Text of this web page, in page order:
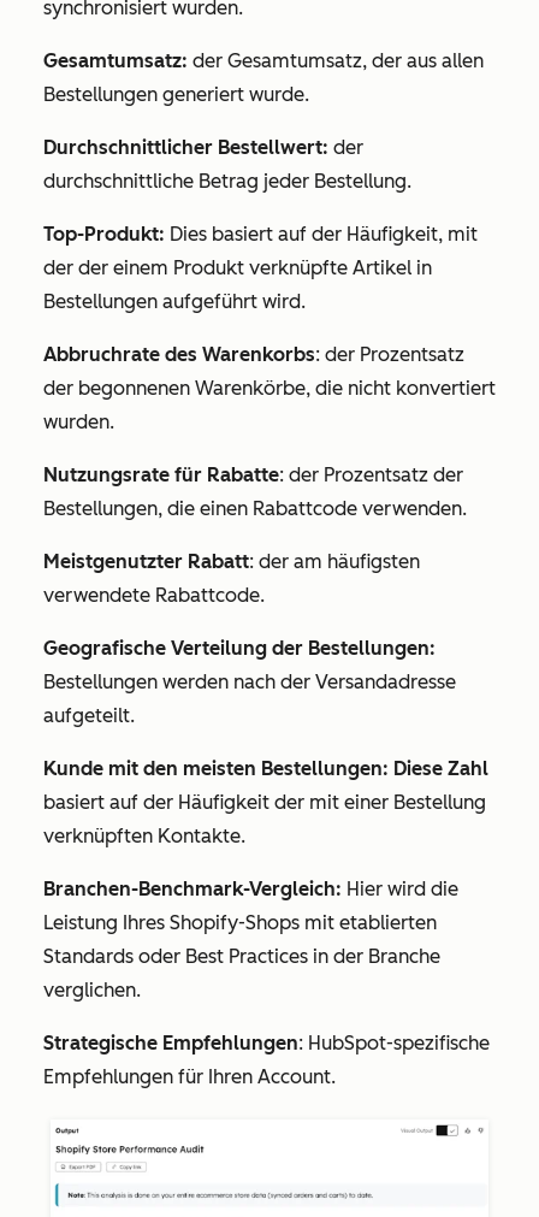
synchronisiert wurden.
Gesamtumsatz: der Gesamtumsatz, der aus allen
Bestellungen generiert wurde.
Durchschnittlicher Bestellwert: der
durchschnittliche Betrag jeder Bestellung.
Top-Produkt: Dies basiert auf der Häufigkeit, mit
der der einem Produkt verknüpfte Artikel in
Bestellungen aufgeführt wird.
Abbruchrate des Warenkorbs: der Prozentsatz
der begonnenen Warenkörbe, die nicht konvertiert
wurden.
Nutzungsrate für Rabatte: der Prozentsatz der
Bestellungen, die einen Rabattcode verwenden.
Meistgenutzter Rabatt: der am häufigsten
verwendete Rabattcode.
Geografische Verteilung der Bestellungen:
Bestellungen werden nach der Versandadresse
aufgeteilt.
Kunde mit den meisten Bestellungen: Diese Zahl
basiert auf der Häufigkeit der mit einer Bestellung
verknüpften Kontakte.
Branchen-Benchmark-Vergleich: Hier wird die
Leistung Ihres Shopify-Shops mit etablierten
Standards oder Best Practices in der Branche
verglichen.
Strategische Empfehlungen: HubSpot-spezifische
Empfehlungen für Ihren Account.